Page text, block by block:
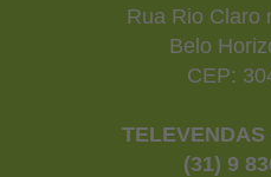
Rua Rio Claro
Belo
CEP:
TELEVENDAS
(31) 9